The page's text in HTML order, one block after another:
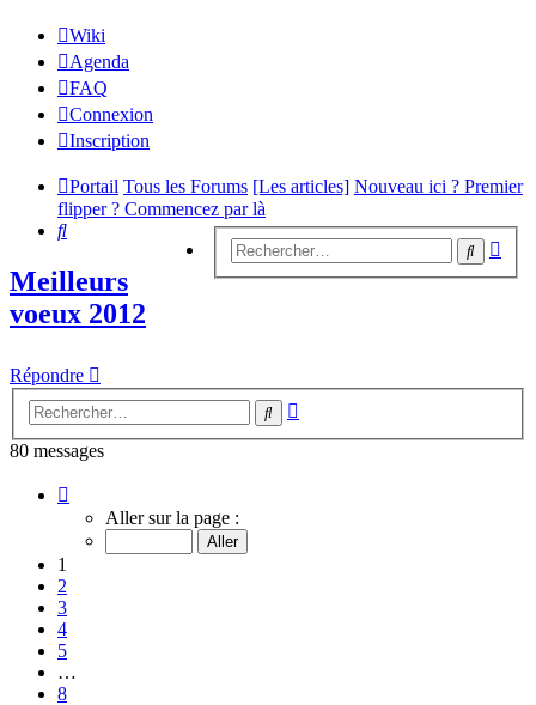
Wiki
Agenda
FAQ
Connexion
Inscription
Portail Tous les Forums [Les articles] Nouveau ici ? Premier
flipper ? Commencez par là
Rechercher
Meilleurs
voeux 2012
Répondre
Rechercher
80 messages
sur
Aller sur la page :
1
2
3
4
5
…
8